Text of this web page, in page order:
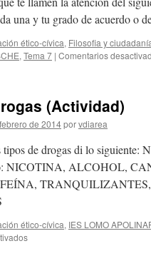
una y tu grado de acuerdo o
ético-cívica, Filosofia y
, Tema 7 | Comentarios
(Actividad)
de 2014porvdiarea
de drogas di lo siguiente:
NICOTINA, ALCOHOL,
ético-cívica, IES LOMO
en